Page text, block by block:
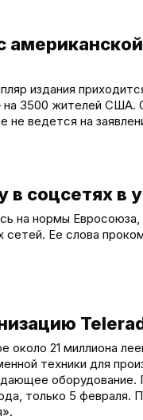
издания
на 3500 жителей
ведется на
в соцсетях в
на нормы Евросоюза,
сетей. Ее слова
21 миллиона
техники для
только 5 февраля.